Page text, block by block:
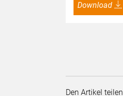
Download
Den Artikel teilen